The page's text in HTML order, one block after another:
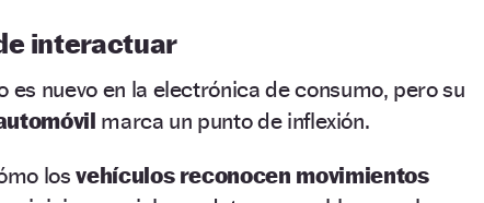
interactuar
es nuevo en la electrónica de consumo, pero su
marca un punto de inflexión.
losvehículos reconocen movimientos